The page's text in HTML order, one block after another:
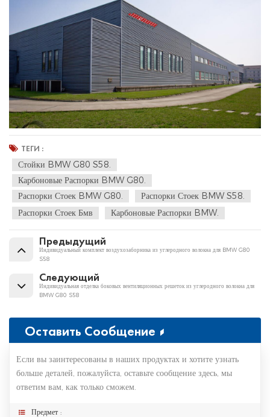
ТЕГИ :
Стойки BMW G80 S58.
Карбоновые Распорки BMW G80.
Распорки Стоек BMW G80.
Распорки Стоек BMW S58.
Распорки Стоек Бмв
Карбоновые Распорки BMW.
Предыдущий
Индивидуальный комплект воздухозаборника из углеродного волокна для BMW G80
S58
Следующий
Индивидуальная отделка боковых вентиляционных решеток из углеродного волокна для
BMW G80 S58
Оставить Сообщение
Если вы заинтересованы в наших продуктах и хотите узнать
больше деталей, пожалуйста, оставьте сообщение здесь, мы
ответим вам, как только сможем.
Предмет :